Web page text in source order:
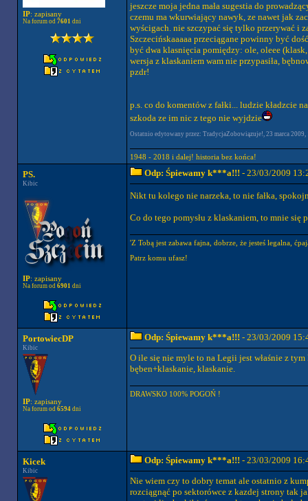
IP: zapisany
Na forum od 7601 dni
jeszcze moja jedna mała sugestia do
czemu ma wkurwiający nawyk, ze nawet jak
wyścigach. nie szczypać się tylko przerywać i
Szczecińskaaaaa przeciągane powinny być
być dwa klasnięcia pomiędzy: ole, oleee
wersja z klaskaniem wam nie przypasiła,
pzdr!
p.s. co do komentów z fałki... ludzie kładzcie
szkoda ze im nic z tego nie wyjdzie
Ostatnio edytowany przez: TradycjaZobowiązuje!, 23 marca 2009,
1948 - 2018 i dalej! historia bez końca!
PS.
Kibic
IP: zapisany
Na forum od 6901 dni
Odp: Śpiewamy k***a!!! - 23/03/2009
Nikt tu kolego nie narzeka, to nie fałka,
Co do tego pomysłu z klaskaniem, to mnie się
'Z Tobą jest zabawa fajna, dobrze, że jesteś legalna,
Patrz komu ufasz!
PortowiecDP
Kibic
IP: zapisany
Na forum od 6594dni
Odp: Śpiewamy k***a!!! - 23/03/2009
O ile się nie myle to na Legii jest właśnie z
bęben+klaskanie, klaskanie.
DRAWSKO 100% POGOŃ !
Kicek
Kibic
Odp: Śpiewamy k***a!!! - 23/03/2009
Nie wiem czy to dobry temat ale ostatnio z
rozciągnąć po sektorówce z kazdej strony tak